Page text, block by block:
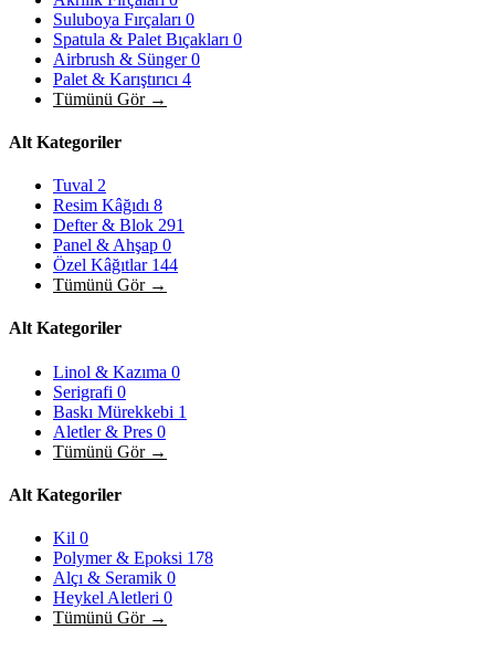
Suluboya Fırçaları 0
Spatula & Palet Bıçakları 0
Airbrush & Sünger0
Palet & Karıştırıcı 4
Tümünü Gör →
Alt Kategoriler
Tuval 2
Resim Kâğıdı 8
Defter & Blok 291
Panel & Ahşap 0
Özel Kâğıtlar 144
Tümünü Gör →
Alt Kategoriler
Linol & Kazıma 0
Serigrafi 0
Baskı Mürekkebi 1
Aletler & Pres 0
Tümünü Gör →
Alt Kategoriler
Kil 0
Polymer & Epoksi 178
Alçı & Seramik 0
Heykel Aletleri 0
Tümünü Gör →